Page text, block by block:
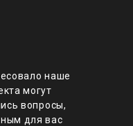
наше
могут
вопросы,
для вас